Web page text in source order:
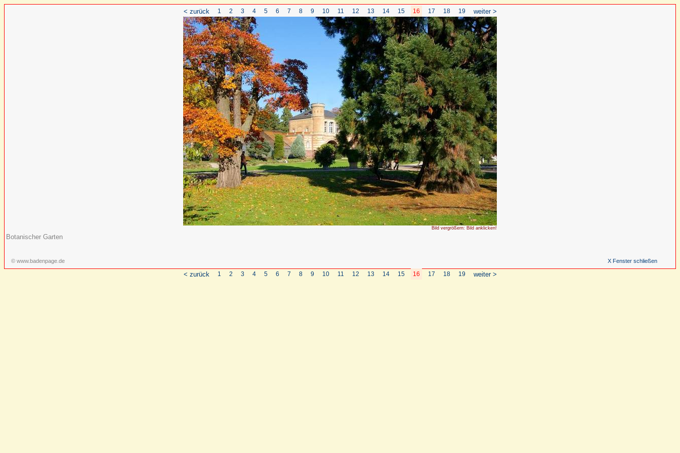
< zurück 1 2 3 4 5 6 7 8 9 10 11 12 13 14 15 16 17 18 19 weiter >
Bild vergrößern: Bild anklicken!
Botanischer Garten
© www.badenpage.de X Fenster schließen
< zurück 1 2 3 4 5 6 7 8 9 10 11 12 13 14 15 16 17 18 19 weiter >